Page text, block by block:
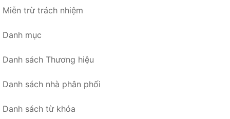
Miễn trừ trách nhiệm
Danh mục
Danh sách Thương hiệu
Danh sách nhà phân phối
Danh sách từ khóa